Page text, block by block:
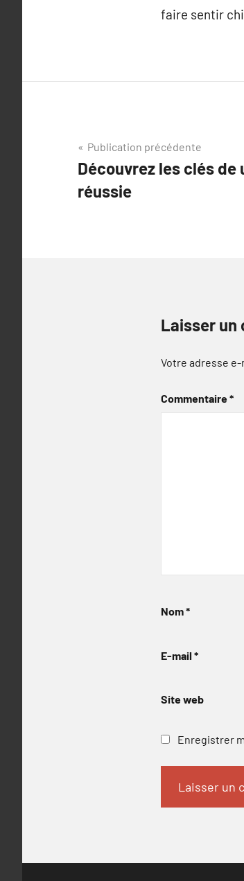
faire sentir
Navigation
de
l’article
Publication précédente
Découvrez les clés
réussie
Laisser un
Votre adresse e-
Commentaire*
Nom*
E-mail *
Site web
Enregistrer